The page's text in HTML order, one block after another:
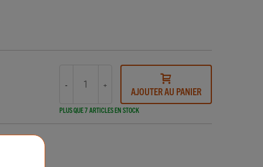
PLUS QUE 7 ARTICLES EN STOCK
- +
AJOUTER AU PANIER